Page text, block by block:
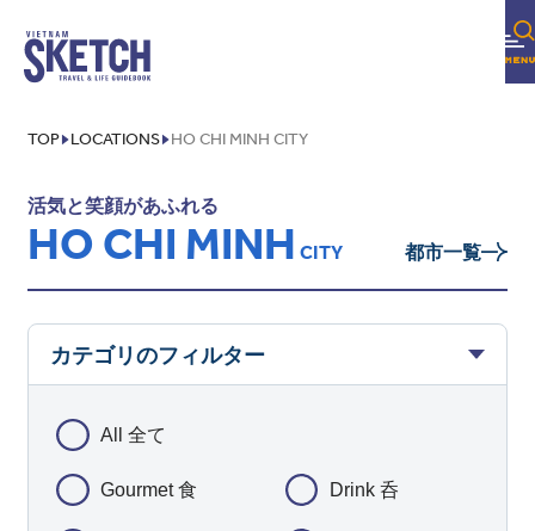
TOP LOCATIONS HO CHI MINH CITY
活気と笑顔があふれる
HO CHI MINH CITY 都市一覧
カテゴリのフィルター
All 全て
Gourmet 食 Drink 呑